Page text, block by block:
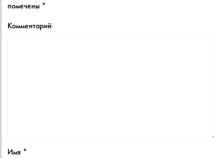
помечены *
Комментарий
Имя *